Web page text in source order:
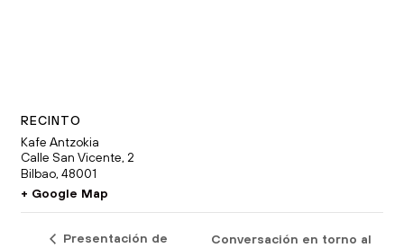
RECINTO
Kafe Antzokia
Calle San Vicente, 2
Bilbao, 48001
+ Google Map
Presentación de
Conversación en torno al